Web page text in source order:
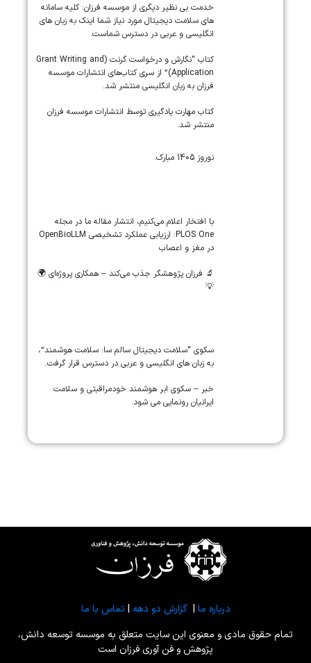
خدمت بی نظیر دیگری از موسسه فرزان: کلیه سامانه
های سلامت دیجیتال مورد نیاز شما اینک به زبان های
انگلیسی و عربی در دسترس شماست.
کتاب “نگارش و درخواست گرنت (Grant Writing and
Application)” از سری کتاب‌های انتشارات موسسه
فرزان به زبان انگلیسی منتشر شد.
کتاب مهارت یادگیری توسط انتشارات موسسه فرزان
منتشر شد.
نوروز 1405 مبارک.
‏‏‏با افتخار اعلام می‌کنیم، انتشار مقاله ما در مجله
‎PLOS One‎: ارزیابی عملکرد تشخیصی ‎OpenBioLLM‎
در مغز و اعصاب
🔬 فرزان پژوهشگر جذب می‌کند – همکاری پروژه‌ای 🌍
💡
سکوی “سلامت دیجیتال سالم سا: سلامت هوشمند”،
به زبان های انگلیسی و عربی در دسترس قرار گرفت.
خبر – سکوی ابر هوشمند خودمراقبتی و سلامت
ایرانیان رونمایی می شود.
درباره ما |گزارش دو دهه |تماس با ما
تمام حقوق مادی و معنوی این سایت متعلق به موسسه توسعه دانش،
پژوهش و فن آوری فرزان است